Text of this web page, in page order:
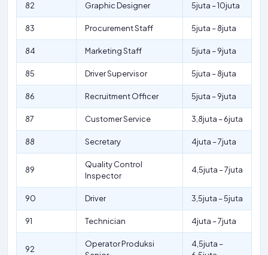
82 Graphic Designer 5juta – 10juta
83 Procurement Staff 5juta – 8juta
84 Marketing Staff 5juta – 9juta
85 Driver Supervisor 5juta – 8juta
86 Recruitment Officer 5juta – 9juta
87 Customer Service 3,8juta – 6juta
88 Secretary 4juta – 7juta
89
Quality Control
Inspector
4,5juta – 7juta
90 Driver 3,5juta – 5juta
91 Technician 4juta – 7juta
92
Operator Produksi
4,5juta –